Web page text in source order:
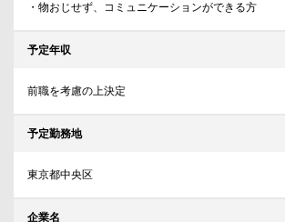
・物おじせず、コミュニケーションができる方
予定年収
前職を考慮の上決定
予定勤務地
東京都中央区
企業名